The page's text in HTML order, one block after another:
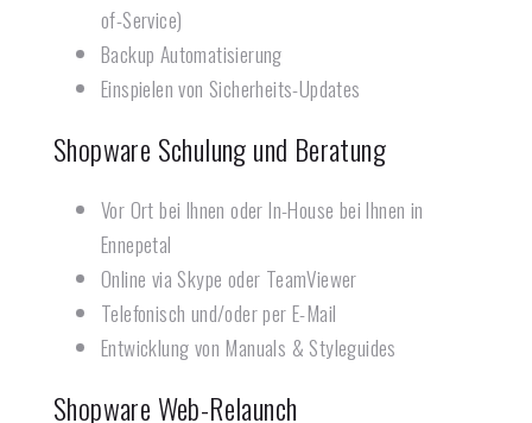
of-Service)
Backup Automatisierung
Einspielen von Sicherheits-Updates
Shopware Schulung und Beratung
Vor Ort bei Ihnen oder In-House bei Ihnen in
Ennepetal
Online via Skype oder TeamViewer
Telefonisch und/oder per E-Mail
Entwicklung von Manuals & Styleguides
Shopware Web-Relaunch​